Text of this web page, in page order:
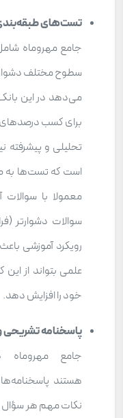
تست‌های
جامع مهروماه
سطوح مختلف
می‌دهد در این
برای کسب
تحلیلی و پیشرفته
است که تست‌ها به
معمولا با
سوالات دشوارتر
رویکرد آموزشی
علمی بتواند از
خود را افزایش دهد.
پاسخنامه تشریحی
جامع مهروماه
هستند
نکات مهم هر